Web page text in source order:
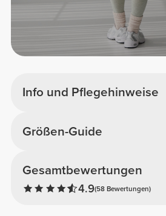
Info und Pflegehinweise
Gesamtbewertungen
4.9(58 Bewertungen)
Größen-Guide